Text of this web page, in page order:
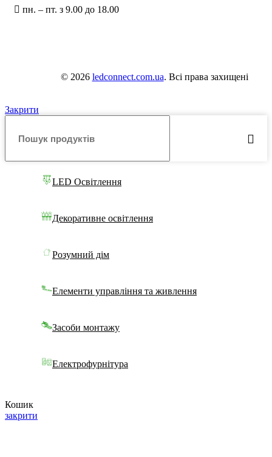
пн. – пт. з 9.00 до 18.00
© 2026 ledconnect.com.ua. Всі права захищені
Закрити
LED Освітлення
Декоративне освітлення
Розумний дім
Елементи управління та живлення
Засоби монтажу
Електрофурнітура
Кошик
закрити